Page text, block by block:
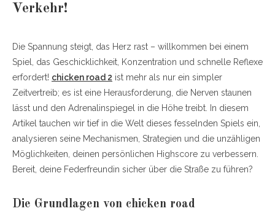
Verkehr!
Die Spannung steigt, das Herz rast – willkommen bei einem
Spiel, das Geschicklichkeit, Konzentration und schnelle Reflexe
erfordert! chicken road 2 ist mehr als nur ein simpler
Zeitvertreib; es ist eine Herausforderung, die Nerven staunen
lässt und den Adrenalinspiegel in die Höhe treibt. In diesem
Artikel tauchen wir tief in die Welt dieses fesselnden Spiels ein,
analysieren seine Mechanismen, Strategien und die unzähligen
Möglichkeiten, deinen persönlichen Highscore zu verbessern.
Bereit, deine Federfreundin sicher über die Straße zu führen?
Die Grundlagen von chicken road